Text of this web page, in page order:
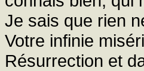
Je sais que rien
Votre infinie
Résurrection et